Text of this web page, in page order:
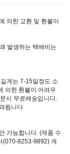
의한 교환 및 환불이
발생하는 택배비는
게는 7-15일정도 소
의한 환불이 어려우
시 무료배송입니다.
됩니다.
가능합니다. (제품 수
(070-8253-9892) 게